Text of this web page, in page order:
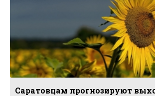
Саратовцам прогнозируют